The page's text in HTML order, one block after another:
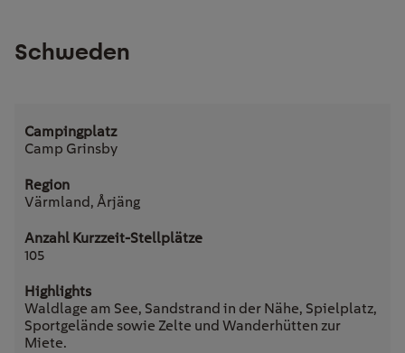
Schweden
Camp Grinsby
Värmland, Årjäng
105
Waldlage am See, Sandstrand in der Nähe, Spielplatz,
Sportgelände sowie Zelte und Wanderhütten zur
Miete.